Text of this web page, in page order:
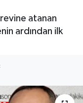
atanan
ardından ilk